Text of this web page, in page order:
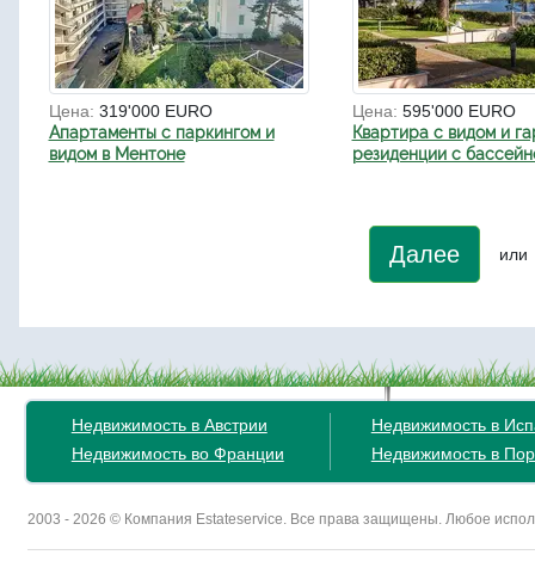
Цена: 319'000 EURO
Апартаменты с паркингом и
видом в Ментоне
Цена: 595'000 EURO
Квартира с видом и
резиденции с
Далее или
Недвижимость в Австрии
Недвижимость во Франции
Недвижимость в
Недвижимость в
2003 - 2026 © Компания Estateservice. Все права защищены. Любое